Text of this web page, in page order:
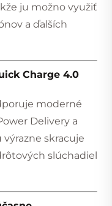
ju možno využiť
a ďalších
Charge 4.0
moderné
Delivery a
skracuje
slúchadiel